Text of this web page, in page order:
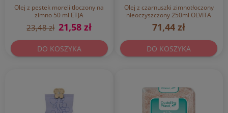
Olej z pestek moreli tłoczony na
zimno 50 ml ETJA
23,48 zł 21,58 zł
DO KOSZYKA
Olej z czarnuszki zimnotłoczony
nieoczyszczony 250ml OLVITA
71,44 zł
DO KOSZYKA